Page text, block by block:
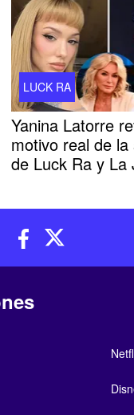
LUCK RA
Yanina Latorre
motivo real de la
de Luck Ra y La